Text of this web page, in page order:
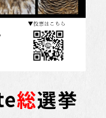
総選挙